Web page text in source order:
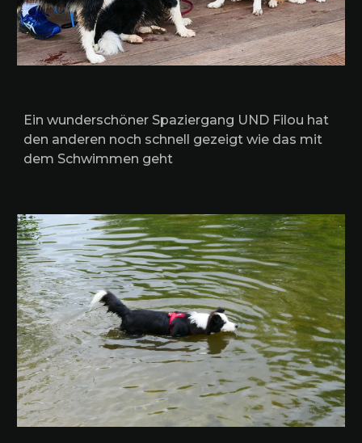
Ein wunderschöner Spaziergang UND Filou hat
den anderen noch schnell gezeigt wie das mit
dem Schwimmen geht